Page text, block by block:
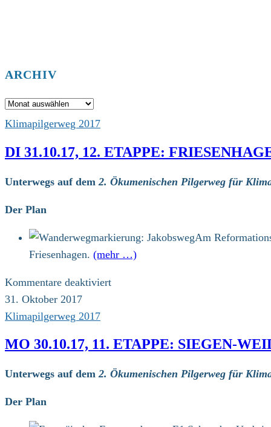
ARCHIV
Archiv
Klimapilgerweg 2017
DI 31.10.17, 12. ETAPPE:
Unterwegs auf dem 2. Ökumenischen Pilgerweg für
Der Plan
Am
Friesenhagen. (mehr …)
Kommentare deaktiviertfür
Etappe:
Friesenhagen
31. Oktober 2017
Klimapilgerweg 2017
MO 30.10.17, 11. ETAPPE: SIEGEN-
Unterwegs auf dem2. Ökumenischen Pilgerweg für
Der Plan